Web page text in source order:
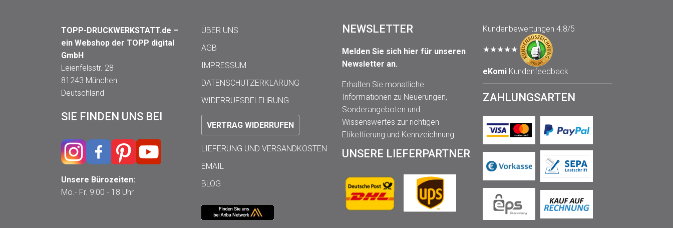
TOPP-DRUCKWERKSTATT.de –
ein Webshop der TOPP digital
GmbH
Leienfelsstr. 28
81243 München
Deutschland
SIE FINDEN UNS BEI
Unsere Bürozeiten:
Mo.- Fr. 9:00 - 18 Uhr
ÜBER UNS
AGB
IMPRESSUM
DATENSCHUTZERKLÄRUNG
WIDERRUFSBELEHRUNG
VERTRAG WIDERRUFEN
LIEFERUNG UND VERSANDKOSTEN
EMAIL
BLOG
NEWSLETTER
Melden Sie sich hier für unseren
Newsletter an.
Erhalten Sie monatliche
Informationen zu Neuerungen,
Sonderangeboten und
Wissenswertes zur richtigen
Etikettierung und Kennzeichnung.
UNSERE LIEFERPARTNER
Kundenbewertungen 4.8/5
★★★★★
eKomiKundenfeedback
ZAHLUNGSARTEN